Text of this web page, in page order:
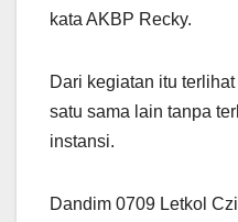
kata AKBP Recky.
Dari kegiatan itu
satu sama lain tanpa
instansi.
Dandim 0709 Letkol